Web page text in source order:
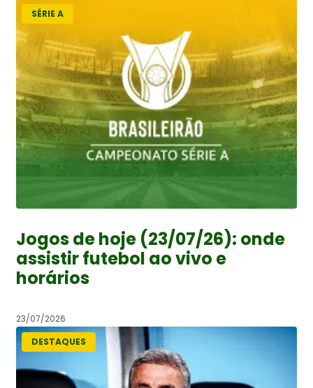
SÉRIE A
Jogos de hoje (23/07/26): onde
assistir futebol ao vivo e
horários
23/07/2026
DESTAQUES